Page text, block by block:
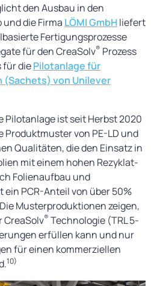
den Ausbau in den
die Firma LÖMI GmbHliefert
Fertigungsprozesse
für den CreaSolv® Prozess
für diePilotanlage für
von Unilever
Pilotanlage ist seit Herbst 2020
Produktmuster von PE-LD und
Qualitäten, die den Einsatz in
mit einem hohen Rezyklat-
Folienaufbau und
PCR-Anteil von über 50%
Musterproduktionen zeigen,
CreaSolv® Technologie (TRL 5-
erfüllen kann und nur
für einen kommerziellen
10)